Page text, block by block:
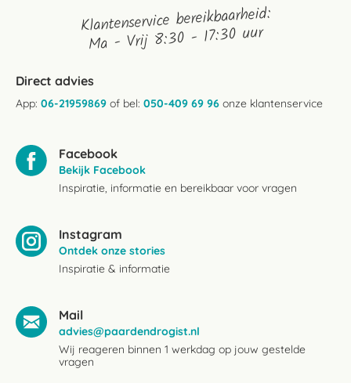
Klantenservice bereikbaarheid:
Ma - Vrij 8:30 - 17:30 uur
Direct advies
App: 06-21959869 of bel: 050-409 69 96 onze klantenservice
Facebook
Bekijk Facebook
Inspiratie, informatie en bereikbaar voor vragen
Instagram
Ontdek onze stories
Inspiratie & informatie
Mail
advies@paardendrogist.nl
Wij reageren binnen 1 werkdag op jouw gestelde
vragen